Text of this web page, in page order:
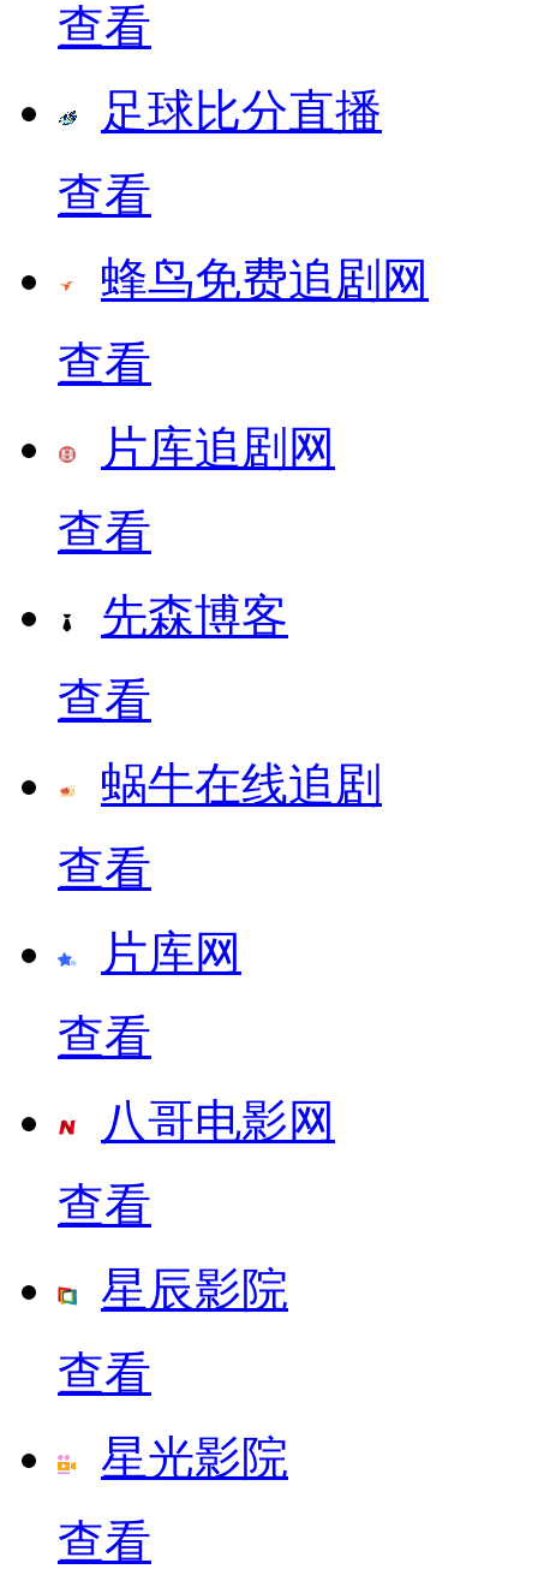
查看
足球比分直播
查看
蜂鸟免费追剧网
查看
片库追剧网
查看
先森博客
查看
蜗牛在线追剧
查看
片库网
查看
八哥电影网
查看
星辰影院
查看
星光影院
查看